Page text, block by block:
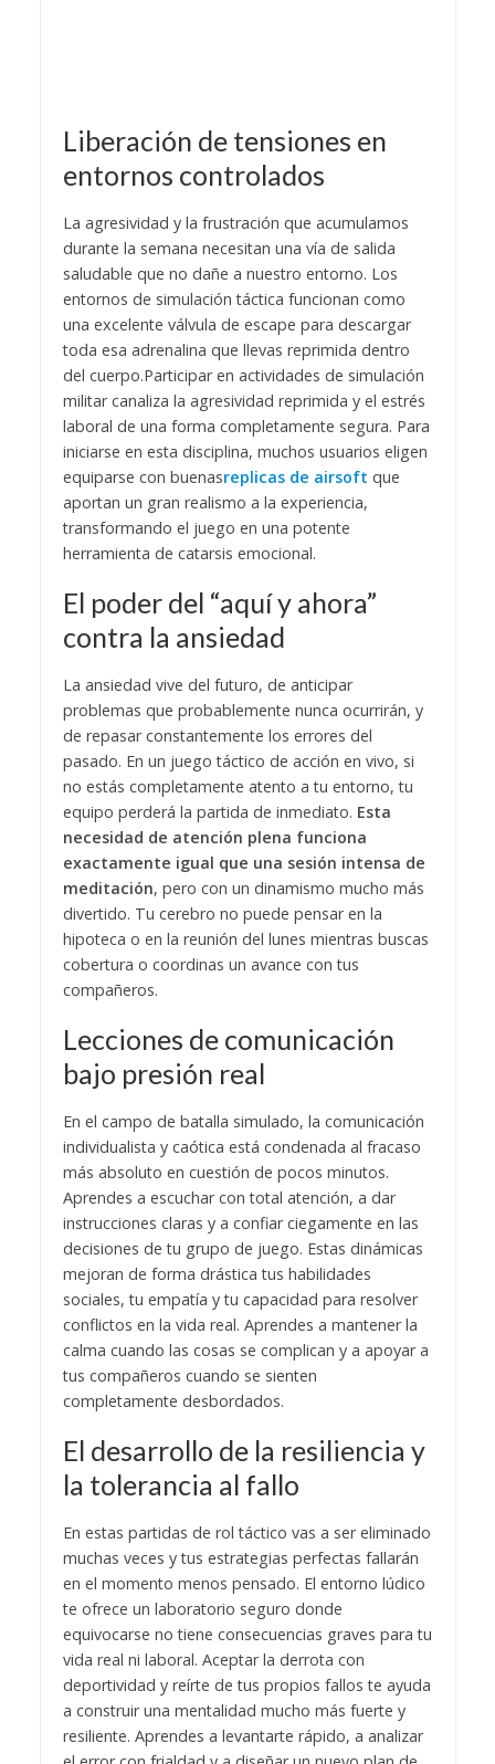
​Liberación de tensiones en
entornos controlados
​La agresividad y la frustración que acumulamos
durante la semana necesitan una vía de salida
saludable que no dañe a nuestro entorno. Los
entornos de simulación táctica funcionan como
una excelente válvula de escape para descargar
toda esa adrenalina que llevas reprimida dentro
del cuerpo.​Participar en actividades de simulación
militar canaliza la agresividad reprimida y el estrés
laboral de una forma completamente segura. Para
iniciarse en esta disciplina, muchos usuarios eligen
equiparse con buenasreplicas de airsoft que
aportan un gran realismo a la experiencia,
transformando el juego en una potente
herramienta de catarsis emocional.
​El poder del “aquí y ahora”
contra la ansiedad
​La ansiedad vive del futuro, de anticipar
problemas que probablemente nunca ocurrirán, y
de repasar constantemente los errores del
pasado. En un juego táctico de acción en vivo, si
no estás completamente atento a tu entorno, tu
equipo perderá la partida de inmediato. ​ Esta
necesidad de atención plena funciona
exactamente igual que una sesión intensa de
meditación, pero con un dinamismo mucho más
divertido. Tu cerebro no puede pensar en la
hipoteca o en la reunión del lunes mientras buscas
cobertura o coordinas un avance con tus
compañeros.
​Lecciones de comunicación
bajo presión real
​En el campo de batalla simulado, la comunicación
individualista y caótica está condenada al fracaso
más absoluto en cuestión de pocos minutos.
Aprendes a escuchar con total atención, a dar
instrucciones claras y a confiar ciegamente en las
decisiones de tu grupo de juego. ​ Estas dinámicas
mejoran de forma drástica tus habilidades
sociales, tu empatía y tu capacidad para resolver
conflictos en la vida real. Aprendes a mantener la
calma cuando las cosas se complican y a apoyar a
tus compañeros cuando se sienten
completamente desbordados.
​El desarrollo de la resiliencia y
la tolerancia al fallo
​En estas partidas de rol táctico vas a ser eliminado
muchas veces y tus estrategias perfectas fallarán
en el momento menos pensado. El entorno lúdico
te ofrece un laboratorio seguro donde
equivocarse no tiene consecuencias graves para tu
vida real ni laboral. ​Aceptar la derrota con
deportividad y reírte de tus propios fallos te ayuda
a construir una mentalidad mucho más fuerte y
resiliente. Aprendes a levantarte rápido, a analizar